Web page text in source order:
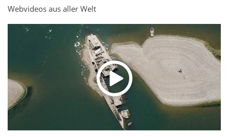
Webvideos aus aller Welt